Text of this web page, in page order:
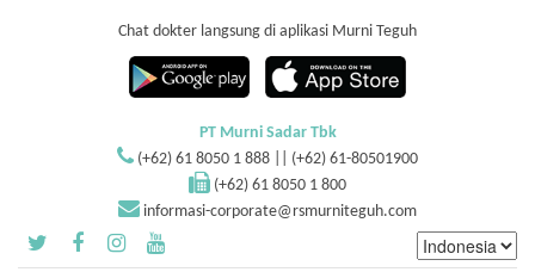
Chat dokter langsung di aplikasi Murni Teguh
PT Murni Sadar Tbk
(+62) 61 8050 1 888 || (+62) 61-80501900
(+62) 61 8050 1 800
informasi-corporate@rsmurniteguh.com